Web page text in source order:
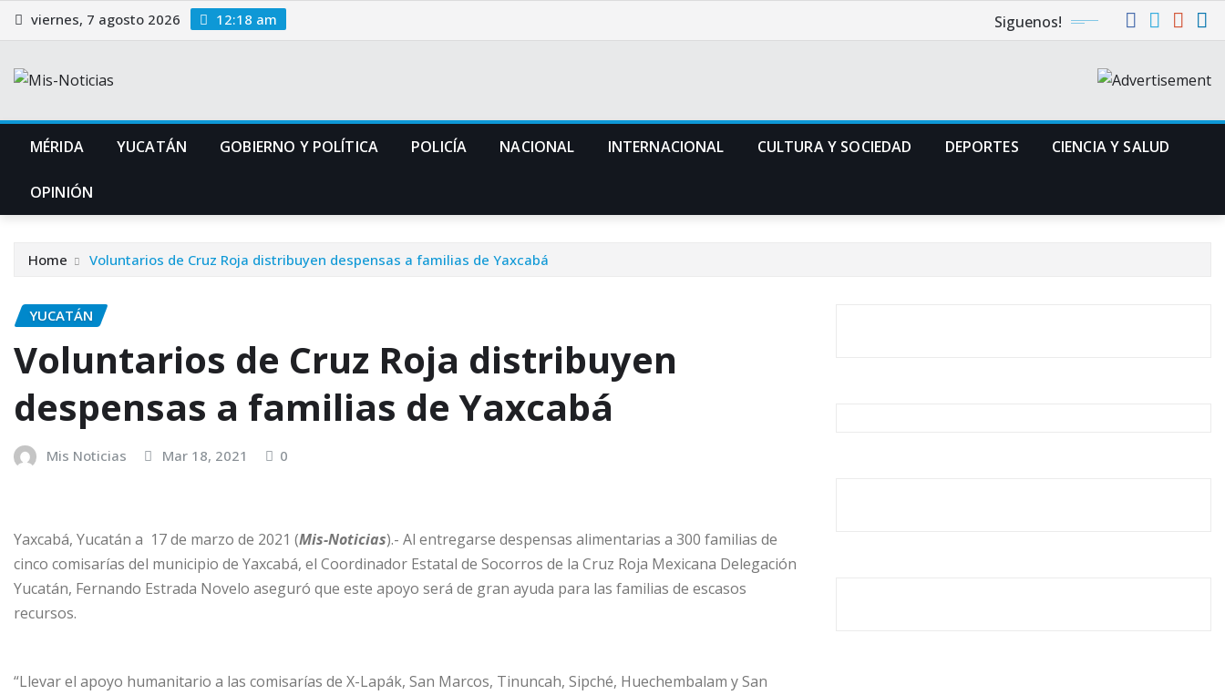
Skip
to
viernes, 7 agosto 2026 12:18 am Siguenos!
MÉRIDA YUCATÁN GOBIERNO Y POLÍTICA POLICÍA NACIONAL INTERNACIONAL CULTURA Y SOCIEDAD DEPORTES CIENCIA Y SALUD
OPINIÓN
Home Voluntarios de Cruz Roja distribuyen despensas a familias de Yaxcabá
YUCATÁN
Voluntarios de Cruz Roja distribuyen
despensas a familias de Yaxcabá
Mis Noticias Mar 18, 2021 0
Yaxcabá, Yucatán a 17 de marzo de 2021 (Mis-Noticias).- Al entregarse despensas alimentarias a 300 familias de
cinco comisarías del municipio de Yaxcabá, el Coordinador Estatal de Socorros de la Cruz Roja Mexicana Delegación
Yucatán, Fernando Estrada Novelo aseguró que este apoyo será de gran ayuda para las familias de escasos
recursos.
“Llevar el apoyo humanitario a las comisarías de X-Lapák, San Marcos, Tinuncah, Sipché, Huechembalam y San